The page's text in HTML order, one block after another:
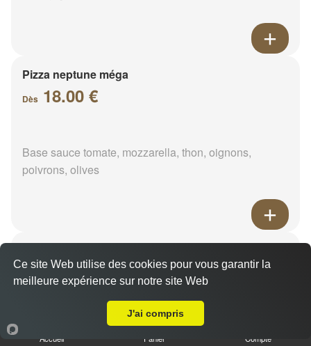
Pizza neptune méga
Dès 18.00 €
Base sauce tomate, mozzarella, thon, oignons,
poivrons, olives
Dès 18.00 €
Base sauce tomate, mozzarella, anchois, câpres,
Accueil Panier Compte
Ce site Web utilise des cookies pour vous garantir la
meilleure expérience sur notre site Web
J'ai compris